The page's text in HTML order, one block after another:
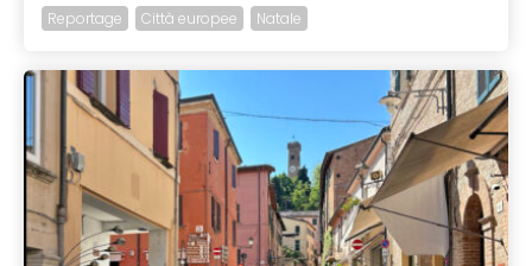
Reportage Città europee Natale